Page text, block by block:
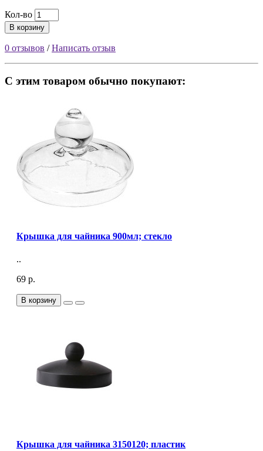
Кол-во
В корзину
0 отзывов /Написать отзыв
С этим товаром обычно покупают:
Крышка для чайника 900мл; стекло
..
69 р.
В корзину
Крышка для чайника 3150120; пластик